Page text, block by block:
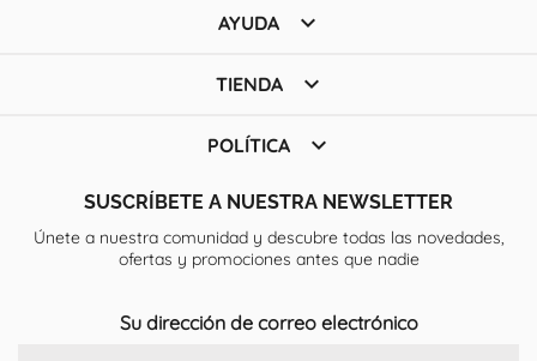
AYUDA 
TIENDA 
POLÍTICA 
SUSCRÍBETE A NUESTRA NEWSLETTER
Únete a nuestra comunidad y descubre todas las novedades,
ofertas y promociones antes que nadie
Su dirección de correo electrónico